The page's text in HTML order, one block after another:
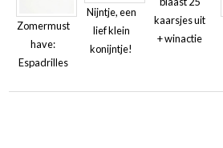
Zomermust
have:
Espadrilles
Nijntje, een
lief klein
konijntje!
kaarsjes uit
+ winactie